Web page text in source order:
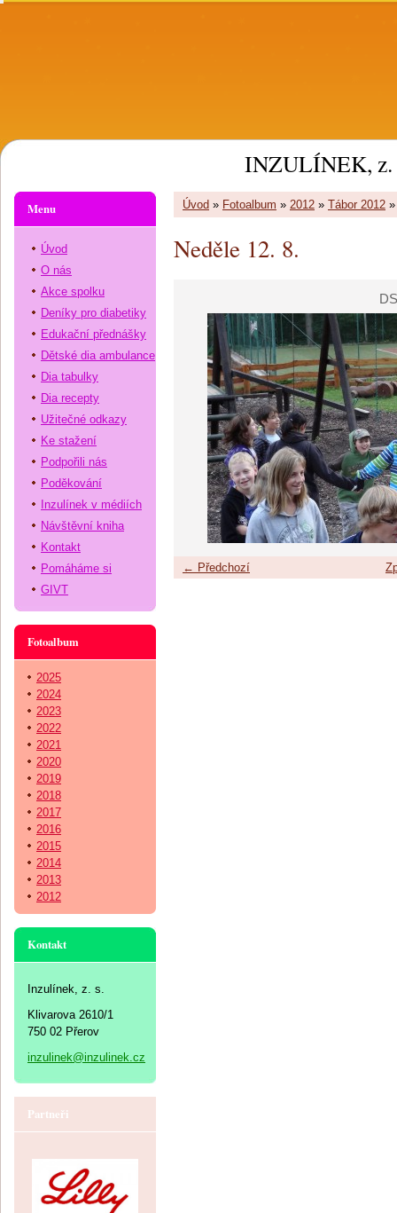
INZULÍNEK, z.
Úvod » Fotoalbum » 2012 » Tábor 2012
Neděle 12. 8.
← Předchozí
Menu
Úvod
O nás
Akce spolku
Deníky pro diabetiky
Edukační přednášky
Dětské dia ambulance
Dia tabulky
Dia recepty
Užitečné odkazy
Ke stažení
Podpořili nás
Poděkování
Inzulínek v médiích
Návštěvní kniha
Kontakt
Pomáháme si
GIVT
Fotoalbum
2025
2024
2023
2022
2021
2020
2019
2018
2017
2016
2015
2014
2013
2012
Kontakt
Inzulínek, z. s.
Klivarova 2610/1
750 02 Přerov
inzulinek@inzulinek.cz
Partneři